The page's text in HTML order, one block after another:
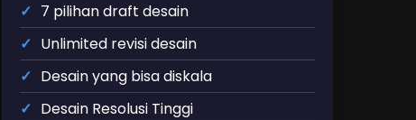
7 pilihan draft desain
Unlimited revisi desain
Desain yang bisa diskala
Desain Resolusi Tinggi